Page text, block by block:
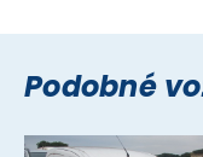
Podobné